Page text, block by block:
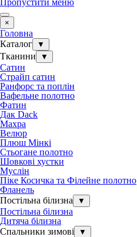
Пропустити меню
×
Головна
Каталог
▼
Тканини ▼
Сатин
Страйп сатин
Ранфорс та поплін
Вафельне полотно
Фатин
Дак Dack
Махра
Велюр
Плюш Мінкі
Стьогане полотно
Шовкові хустки
Муслін
Піке Косичка та Філейне полотно
Фланель
Постільна білизна
▼
Постільна білизна
Дитяча білизна
Спальники зимові
▼